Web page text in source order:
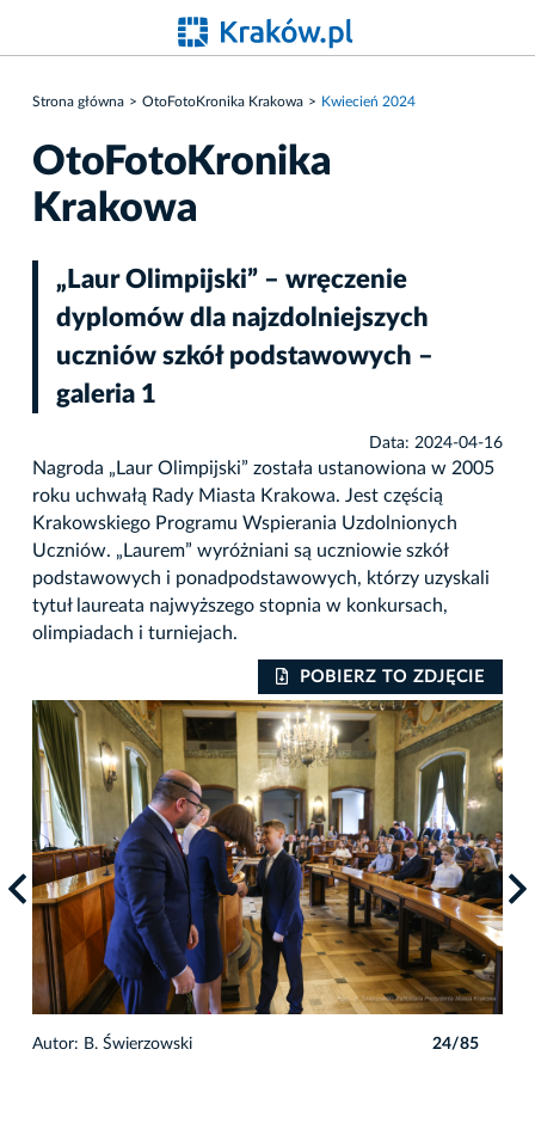
Strona główna OtoFotoKronika Krakowa Kwiecień 2024
OtoFotoKronika
Krakowa
„Laur Olimpijski” – wręczenie
dyplomów dla najzdolniejszych
uczniów szkół podstawowych –
galeria 1
Data: 2024-04-16
Nagroda „Laur Olimpijski” została ustanowiona w 2005
roku uchwałą Rady Miasta Krakowa. Jest częścią
Krakowskiego Programu Wspierania Uzdolnionych
Uczniów. „Laurem” wyróżniani są uczniowie szkół
podstawowych i ponadpodstawowych, którzy uzyskali
tytuł laureata najwyższego stopnia w konkursach,
olimpiadach i turniejach.
POBIERZ TO ZDJĘCIE
Autor: B. Świerzowski 24/85